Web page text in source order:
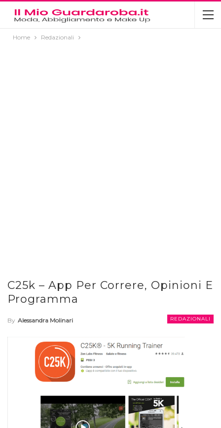
Home Redazionali
C25k – App Per Correre, Opinioni E
Programma
REDAZIONALI
By Alessandra Molinari